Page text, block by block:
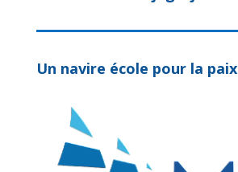
Un navire école pour la paix